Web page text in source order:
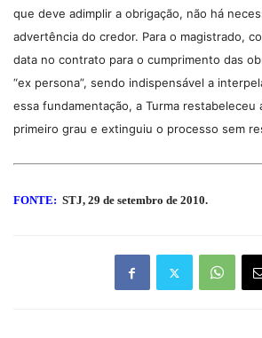
que deve adimplir a obrigação, não há
advertência do credor. Para o magistrado,
data no contrato para o cumprimento das
“ex persona”, sendo indispensável a
essa fundamentação, a Turma restabeleceu
primeiro grau e extinguiu o processo sem
FONTE: STJ, 29 de setembro de 2010.